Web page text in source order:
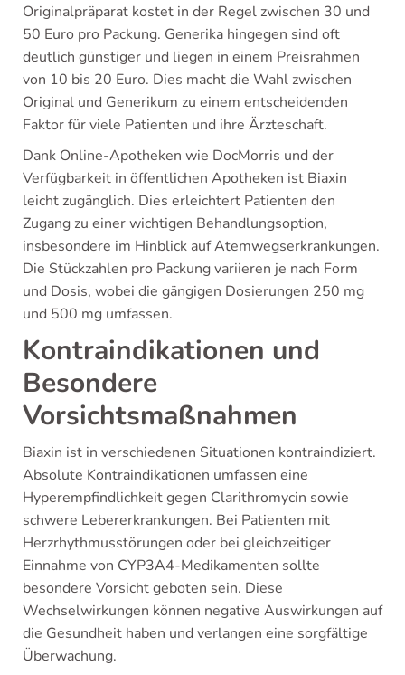
Originalpräparat kostet in der Regel zwischen 30 und
50 Euro pro Packung. Generika hingegen sind oft
deutlich günstiger und liegen in einem Preisrahmen
von 10 bis 20 Euro. Dies macht die Wahl zwischen
Original und Generikum zu einem entscheidenden
Faktor für viele Patienten und ihre Ärzteschaft.
Dank Online-Apotheken wie DocMorris und der
Verfügbarkeit in öffentlichen Apotheken ist Biaxin
leicht zugänglich. Dies erleichtert Patienten den
Zugang zu einer wichtigen Behandlungsoption,
insbesondere im Hinblick auf Atemwegserkrankungen.
Die Stückzahlen pro Packung variieren je nach Form
und Dosis, wobei die gängigen Dosierungen 250 mg
und 500 mg umfassen.
Kontraindikationen und
Besondere
Vorsichtsmaßnahmen
Biaxin ist in verschiedenen Situationen kontraindiziert.
Absolute Kontraindikationen umfassen eine
Hyperempfindlichkeit gegen Clarithromycin sowie
schwere Lebererkrankungen. Bei Patienten mit
Herzrhythmusstörungen oder bei gleichzeitiger
Einnahme von CYP3A4-Medikamenten sollte
besondere Vorsicht geboten sein. Diese
Wechselwirkungen können negative Auswirkungen auf
die Gesundheit haben und verlangen eine sorgfältige
Überwachung.